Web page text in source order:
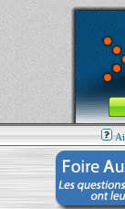
MacBook-
Aller au